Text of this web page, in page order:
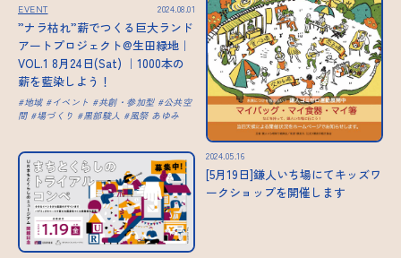
EVENT 2024.08.01
”ナラ枯れ”薪でつくる巨大ランド
アートプロジェクト@生田緑地｜
VOL.1 8月24日(Sat) ｜1000本の
薪を藍染しよう！
地域 イベント 共創・参加型
公共空
間
場づくり 黒部駿人 風祭 あゆみ
2024.05.16
[5月19日]鎌人いち場にてキッズワ
ークショップを開催します